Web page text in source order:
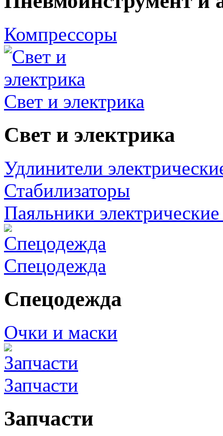
Компрессоры
Свет и электрика
Свет и электрика
Удлинители
Стабилизаторы
Паяльники
Спецодежда
Спецодежда
Очки и маски
Запчасти
Запчасти